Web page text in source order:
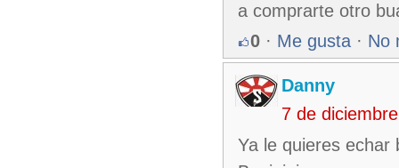
a comprarte otro
0 · Me gusta · No
Danny
7 de
Ya le quieres echar